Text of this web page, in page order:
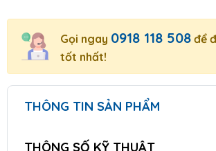
Gọi ngay 0918 118 508 để
tốt nhất!
THÔNG TIN SẢN PHẨM
THÔNG SỐ KỸ THUẬT